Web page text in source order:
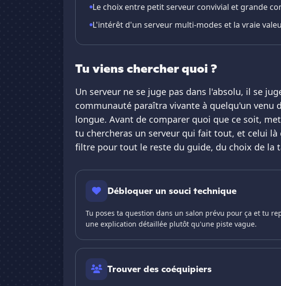
Le choix entre petit serveur convivial et grande
L'intérêt d'un serveur multi-modes et la vraie
Tu viens chercher quoi ?
Un serveur ne se juge pas dans l'absolu, il se
communauté paraîtra vivante à quelqu'un venu
longue. Avant de comparer quoi que ce soit,
tu chercheras un serveur qui fait tout, et celui
filtre pour tout le reste du guide, du choix de la
Débloquer un souci technique
Tu poses ta question dans un salon prévu pour ça et tu
une explication détaillée plutôt qu'une piste vague.
Trouver des coéquipiers